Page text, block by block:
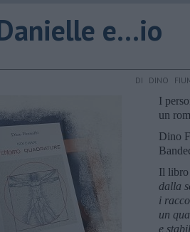
e...io
DI DINO
I
un
Dino
Il libro
dalla
i
un
e